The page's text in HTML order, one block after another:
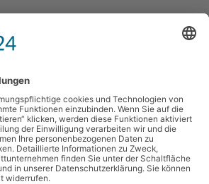
der Inhalt der Seite hilfreich?
abonnieren